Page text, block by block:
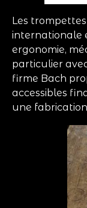
Historique
Contact
Les
internationale
ergonomie,
particulier
firme Bach
accessibles
une